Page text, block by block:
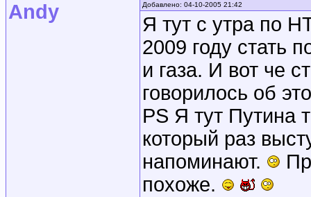
Andy Добавлено: 04-10-2005 21:42
Я тут с утра по
2009 году стать
и газа. И вот че
говорилось об
PS Я тут Путина
который раз
напоминают.
похоже.